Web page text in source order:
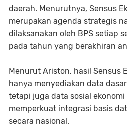
daerah. Menurutnya, Sensus
merupakan agenda strategis
dilaksanakan oleh BPS setiap
pada tahun yang berakhiran
Menurut Ariston, hasil Sensus
hanya menyediakan data
tetapi juga data sosial
memperkuat integrasi basis
secara nasional.